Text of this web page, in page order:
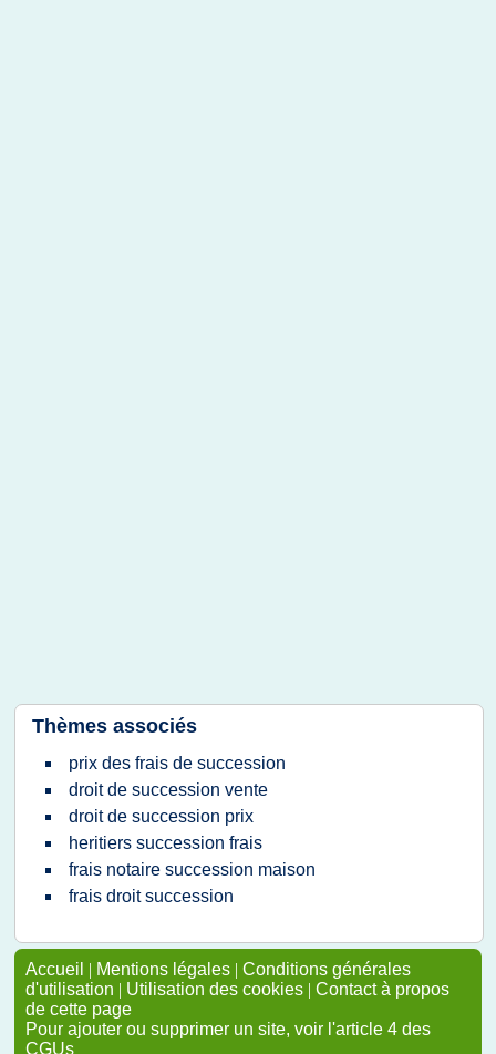
Thèmes associés
prix des frais de succession
droit de succession vente
droit de succession prix
heritiers succession frais
frais notaire succession maison
frais droit succession
Accueil | Mentions légales | Conditions générales
d'utilisation | Utilisation des cookies | Contact à propos
de cette page
Pour ajouter ou supprimer un site, voir l'article 4 des
CGUs